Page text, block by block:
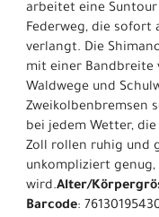
arbeitet eine Suntour
Federweg, die sofort
verlangt. Die
mit einer Bandbreite
Waldwege und
Zweikolbenbremsen
bei jedem Wetter, die
Zoll rollen ruhig und
unkompliziert
wird.Alter/
Barcode: